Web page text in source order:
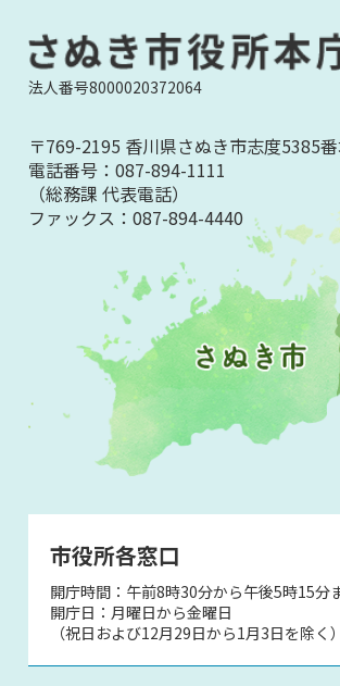
法人番号8000020372064
〒769-2195 香川県さぬき市志度5385
電話番号：087-894-1111
（総務課 代表電話）
ファックス：087-894-4440
市役所各窓口
開庁時間：午前8時30分から午後5時15分
開庁日：月曜日から金曜日
（祝日および12月29日から1月3日を除く）